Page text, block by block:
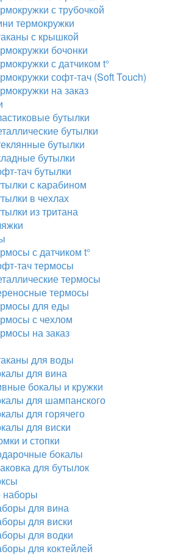
с трубочкой
термокружки
с крышкой
бочонки
с датчиком t°
софт-тач (Soft Touch)
на заказ
бутылки
бутылки
бутылки
бутылки
тач бутылки
с карабином
в чехлах
из тритана
с датчиком t°
тач термосы
термосы
термосы
для еды
с чехлом
на заказ
для воды
для вина
бокалы и кружки
для шампанского
для горячего
для виски
и стопки
бокалы
для бутылок
для вина
для виски
для водки
для коктейлей